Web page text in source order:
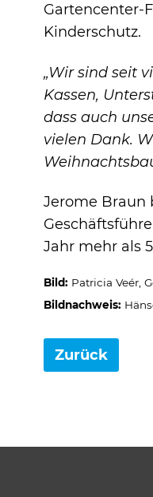
Gartencenter-
Kinderschutz.
„Wir sind seit
Kassen,
dass auch
vielen Dank.
Jerome Braun
Jahr mehr als
Bild: Patricia Veér,
Bildnachweis:
Zurück